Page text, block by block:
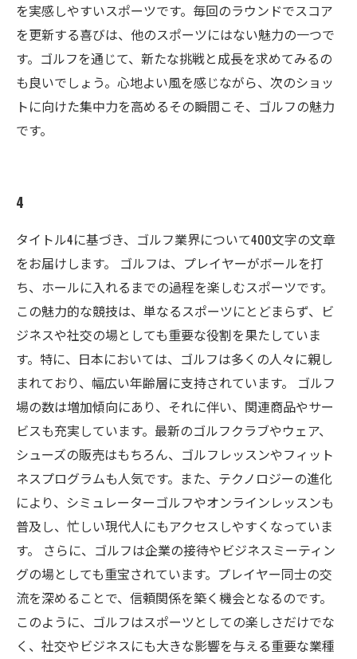
を実感しやすいスポーツです。毎回のラウンドでスコア
を更新する喜びは、他のスポーツにはない魅力の一つで
す。ゴルフを通じて、新たな挑戦と成長を求めてみるの
も良いでしょう。心地よい風を感じながら、次のショッ
トに向けた集中力を高めるその瞬間こそ、ゴルフの魅力
です。
4
タイトル4に基づき、ゴルフ業界について400文字の文章
をお届けします。 ゴルフは、プレイヤーがボールを打
ち、ホールに入れるまでの過程を楽しむスポーツです。
この魅力的な競技は、単なるスポーツにとどまらず、ビ
ジネスや社交の場としても重要な役割を果たしていま
す。特に、日本においては、ゴルフは多くの人々に親し
まれており、幅広い年齢層に支持されています。 ゴルフ
場の数は増加傾向にあり、それに伴い、関連商品やサー
ビスも充実しています。最新のゴルフクラブやウェア、
シューズの販売はもちろん、ゴルフレッスンやフィット
ネスプログラムも人気です。また、テクノロジーの進化
により、シミュレーターゴルフやオンラインレッスンも
普及し、忙しい現代人にもアクセスしやすくなっていま
す。 さらに、ゴルフは企業の接待やビジネスミーティン
グの場としても重宝されています。プレイヤー同士の交
流を深めることで、信頼関係を築く機会となるのです。
このように、ゴルフはスポーツとしての楽しさだけでな
く、社交やビジネスにも大きな影響を与える重要な業種